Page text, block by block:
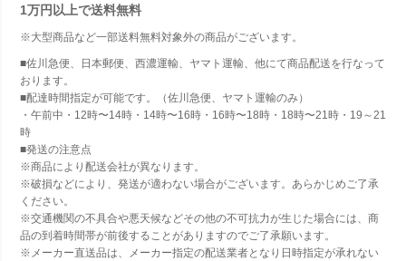
1万円以上で送料無料
※大型商品など一部送料無料対象外の商品がございます。
■佐川急便、日本郵便、西濃運輸、ヤマト運輸、他にて商品配送を行なって
おります。
■配達時間指定が可能です。（佐川急便、ヤマト運輸のみ）
・午前中・12時〜14時・14時〜16時・16時〜18時・18時〜21時・19～21
時
■発送の注意点
※商品により配送会社が異なります。
※破損などにより、発送が適わない場合がございます。あらかじめご了承
ください。
※交通機関の不具合や悪天候などその他の不可抗力が生じた場合には、商
品の到着時間帯が前後することがありますのでご了承願います。
※メーカー直送品は、メーカー指定の配送業者となり日時指定が承れない